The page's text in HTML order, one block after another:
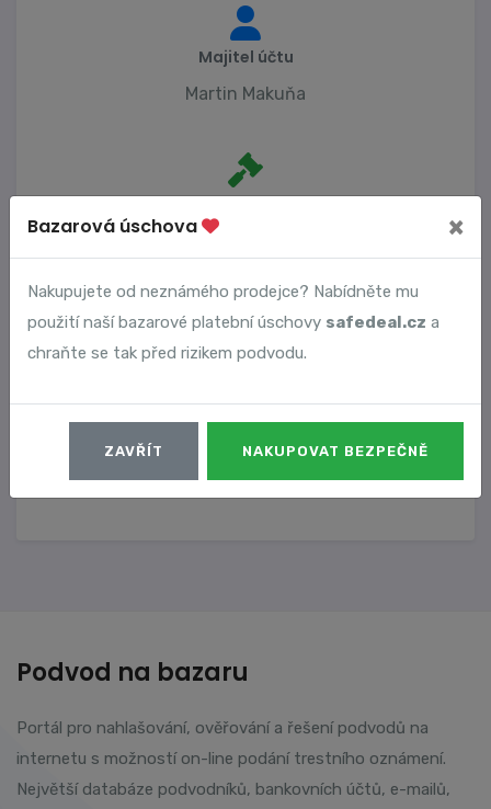
Majitel účtu
Martin Makuňa
Vyhledané podvody
Číslo podvodu Datum
12483 14. 09. 2024
Podvod na bazaru
Portál pro nahlašování, ověřování a řešení podvodů na
internetu s možností on-line podání trestního oznámení.
Největší databáze podvodníků, bankovních účtů, e-mailů,
Bazarová úschova ×
Nakupujete od neznámého prodejce? Nabídněte mu
použití naší bazarové platební úschovy safedeal.cz a
chraňte se tak před rizikem podvodu.
ZAVŘÍT NAKUPOVAT BEZPEČNĚ